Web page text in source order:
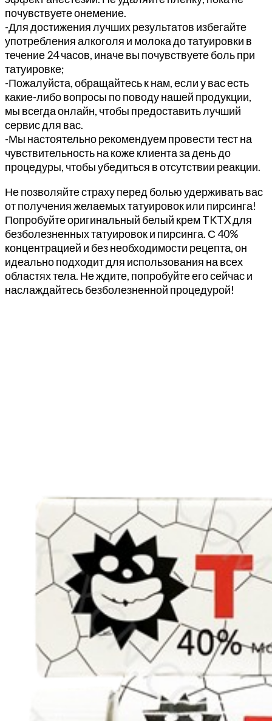
почувствуете онемение.
-Для достижения лучших результатов избегайте
употребления алкоголя и молока до татуировки в
течение 24 часов, иначе вы почувствуете боль при
татуировке;
-Пожалуйста, обращайтесь к нам, если у вас есть
какие-либо вопросы по поводу нашей продукции,
мы всегда онлайн, чтобы предоставить лучший
сервис для вас.
-Мы настоятельно рекомендуем провести тест на
чувствительность на коже клиента за день до
процедуры, чтобы убедиться в отсутствии реакции.
Не позволяйте страху перед болью удерживать вас
от получения желаемых татуировок или пирсинга!
Попробуйте оригинальный белый крем TKTX для
безболезненных татуировок и пирсинга. С 40%
концентрацией и без необходимости рецепта, он
идеально подходит для использования на всех
областях тела. Не ждите, попробуйте его сейчас и
наслаждайтесь безболезненной процедурой!